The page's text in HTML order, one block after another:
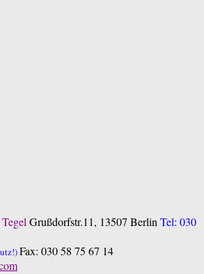
TegelGrußdorfstr.11, 13507 BerlinTel: 030
Fax: 030 58 75 67 14